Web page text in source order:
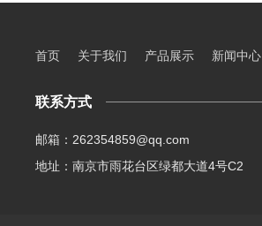
首页 关于我们 产品展示 新闻中心
联系方式
邮箱：262354859@qq.com
地址：南京市雨花台区绿都大道4号C2